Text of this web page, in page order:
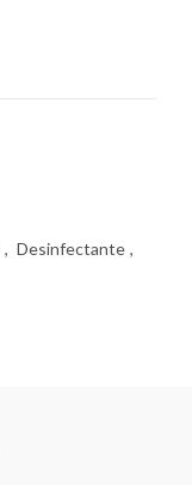
, Desinfectante ,